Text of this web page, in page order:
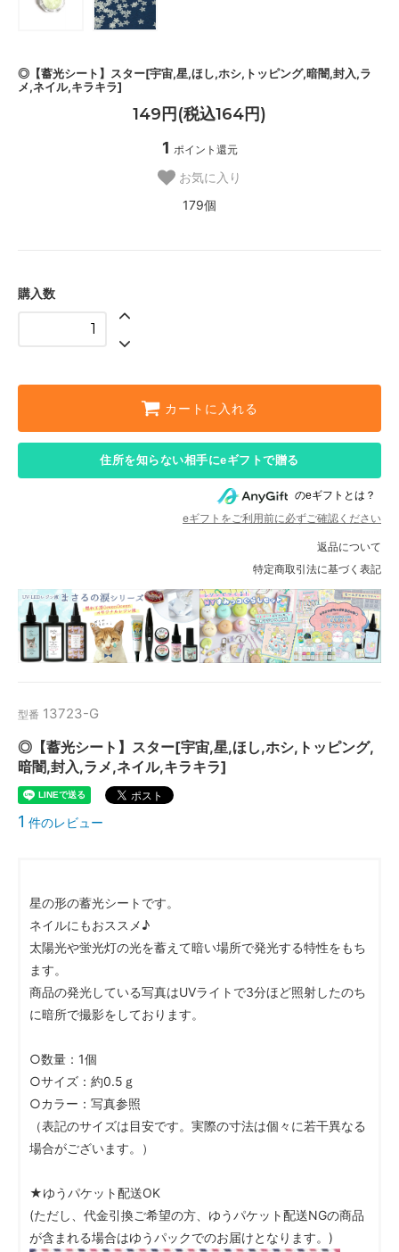
◎【蓄光シート】スター[宇宙,星,ほし,ホシ,トッピング,暗闇,封入,ラ
メ,ネイル,キラキラ]
149円(税込164円)
1 ポイント還元
お気に入り
179個
購入数
カートに入れる
住所を知らない相手にeギフトで贈る
のeギフトとは？
eギフトをご利用前に必ずご確認ください
返品について
特定商取引法に基づく表記
型番 13723-G
◎【蓄光シート】スター[宇宙,星,ほし,ホシ,トッピング,
暗闇,封入,ラメ,ネイル,キラキラ]
1 件のレビュー
星の形の蓄光シートです。
ネイルにもおススメ♪
太陽光や蛍光灯の光を蓄えて暗い場所で発光する特性をもち
ます。
商品の発光している写真はUVライトで3分ほど照射したのち
に暗所で撮影をしております。
○数量：1個
○サイズ：約0.5ｇ
○カラー：写真参照
（表記のサイズは目安です。実際の寸法は個々に若干異なる
場合がございます。）
★ゆうパケット配送OK
(ただし、代金引換ご希望の方、ゆうパケット配送NGの商品
が含まれる場合はゆうパックでのお届けとなります。)